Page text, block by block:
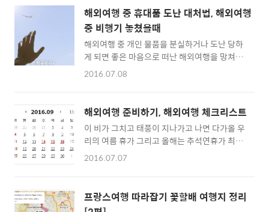
기내에서 판매하는 행위를 기내 면세점이라고
하지만 관세법령상 보세판매장이 아니기 때문
에 환불규정이 적용되지 않으며 원칙적으로 반
품이 불가 하다고 합니다.단 항공사에서 ..
광명소: 바르샤바 구시가지, 왕궁, 대통령궁, 박
물관 등 . 2. 리투아니아 빌 뉴스ⓒ Aivaras
Čiurlionis교통비가 아주 저렴한 리투아니아의
빌뉴스 (Vilnius) 가 2위를 차지했다.2박 3일
경비: 146유로~관광명소: 게디미나스 광장, 빌
뉴스 구시가지, 빌뉴스 대학 등 3. 헝가리 부다
가 3위를 차지했다.2박 3일 경비: 156유로..
해외여행 중 휴대품 도난 대처법, 해외여행
중 비행기 놓쳤을때
해외여행 중 개인 물품을 분실하거나 도난 당하
게 되면 좋은 마음으로 떠난 해외여행을 망쳐버
릴 수도 있는데요.너무 당황한 나머지 어떻게 해
다.[참조]kb손해보험 여권분실))여권을 잃어버
렸다면 우선 가까운 경찰서에 가서 Police
Report를 작성해야 합니다. 작성 후 한국 대사
관 혹은 영사관을 찾아가 재발급 신청을 해야 합
니다. 나라마다 다르지만 최소 5일 정도가 소요
어버렸다면 신용카드가 없는 경우 당장 필요한
여행경비가 없어진 것이기에, 한국에 연락해 송
2016.07.08
해외여행 준비하기, 해외여행 체크리스트
이 비가 그치고 태풍이 지나가고 나면 다가올 우
리의 여름 휴가 그리고 올해는 추석연휴가 최장
9일까지 연휴를 즐길 수 도 있습니다. 물론 적절
죠 ^^▲최장 9일까지도 기대할수 있는 추석연
휴!!준비성이 철저하신 분들께서는 이미 여름휴
2016.07.07
프랑스여행 따라잡기 꽃할배 여행지 정리